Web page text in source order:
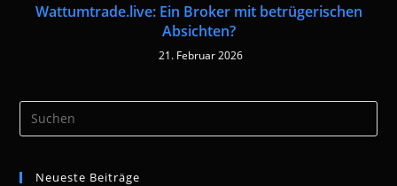
Wattumtrade.live: Ein Broker mit betrügerischen
Absichten?
21. Februar 2026
Neueste Beiträge